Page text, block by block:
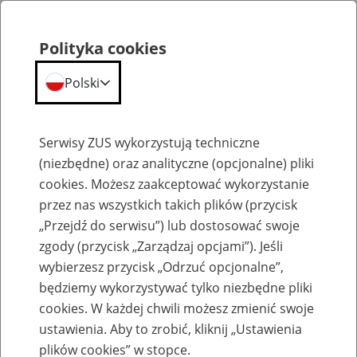
Emerytury
Baza zlikwidowanych lub
przekształconych zakładów pracy
Polityka cookies
Polski
Serwisy ZUS wykorzystują techniczne
(niezbędne) oraz analityczne (opcjonalne) pliki
cookies. Możesz zaakceptować wykorzystanie
przez nas wszystkich takich plików (przycisk
„Przejdź do serwisu”) lub dostosować swoje
zgody (przycisk „Zarządzaj opcjami”). Jeśli
wybierzesz przycisk „Odrzuć opcjonalne”,
będziemy wykorzystywać tylko niezbędne pliki
cookies. W każdej chwili możesz zmienić swoje
ustawienia. Aby to zrobić, kliknij „Ustawienia
plików cookies” w stopce.